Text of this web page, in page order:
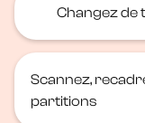
Changez de
Scannez,
partitions